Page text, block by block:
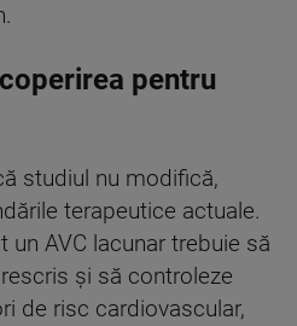
pentru
studiul nu modifică,
terapeutice actuale.
un AVC lacunar trebuie să
şi să controleze
de risc cardiovascular,